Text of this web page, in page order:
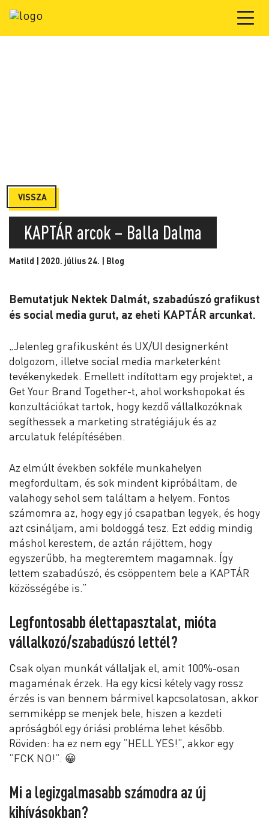
VISSZA
KAPTÁR arcok – Balla Dalma
Matild | 2020. július 24. | Blog
Bemutatjuk Nektek Dalmát, szabadúszó grafikust
és social media gurut, az eheti KAPTÁR arcunkat.
„Jelenleg grafikusként és UX/UI designerként
dolgozom, illetve social media marketerként
tevékenykedek. Emellett indítottam egy projektet, a
Get Your Brand Together-t, ahol workshopokat és
konzultációkat tartok, hogy kezdő vállalkozóknak
segíthessek a marketing stratégiájuk és az
arculatuk felépítésében.
Az elmúlt években sokféle munkahelyen
megfordultam, és sok mindent kipróbáltam, de
valahogy sehol sem találtam a helyem. Fontos
számomra az, hogy egy jó csapatban legyek, és hogy
azt csináljam, ami boldoggá tesz. Ezt eddig mindig
máshol kerestem, de aztán rájöttem, hogy
egyszerűbb, ha megteremtem magamnak. Így
lettem szabadúszó, és csöppentem bele a KAPTÁR
közösségébe is.”
Legfontosabb élettapasztalat, mióta
vállalkozó/szabadúszó lettél?
Csak olyan munkát vállaljak el, amit 100%-osan
magaménak érzek. Ha egy kicsi kétely vagy rossz
érzés is van bennem bármivel kapcsolatosan, akkor
semmiképp se menjek bele, hiszen a kezdeti
apróságból egy óriási probléma lehet később.
Röviden: ha ez nem egy “HELL YES!“, akkor egy
“FCK NO!“. 😀
Mi a legizgalmasabb számodra az új
kihívásokban?